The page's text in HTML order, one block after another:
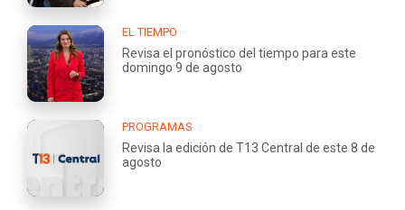
EL TIEMPO
Revisa el pronóstico del tiempo para este
domingo 9 de agosto
PROGRAMAS
Revisa la edición de T13 Central de este 8 de
agosto